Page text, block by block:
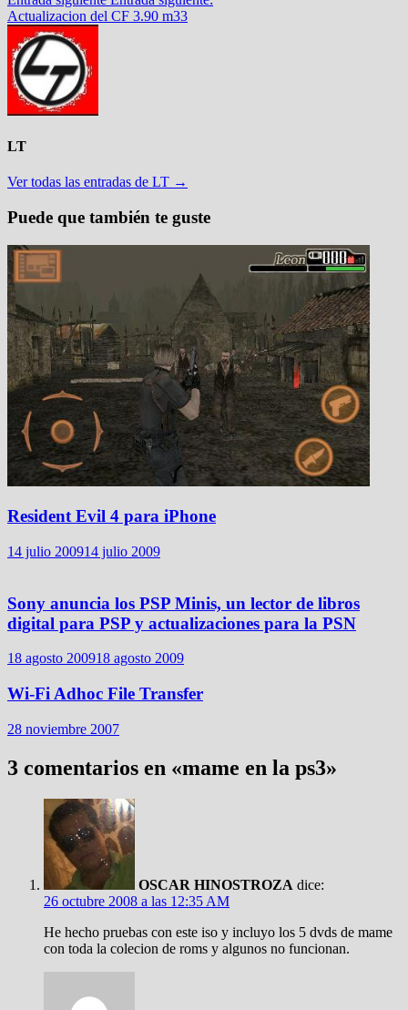
Actualizacion del CF 3.90 m33
LT
Ver todas las entradas de LT →
Puede que también te guste
Resident Evil 4 para iPhone
14 julio 200914 julio 2009
Sony anuncia los PSP Minis, un lector de libros
digital para PSP y actualizaciones para la PSN
18 agosto 200918 agosto 2009
Wi-Fi Adhoc File Transfer
28 noviembre 2007
3 comentarios en «mame en la ps3»
OSCAR HINOSTROZA dice:
26 octubre 2008 a las 12:35 AM
He hecho pruebas con este iso y incluyo los 5 dvds de mame
con toda la colecion de roms y algunos no funcionan.